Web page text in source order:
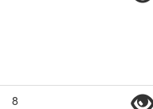
8